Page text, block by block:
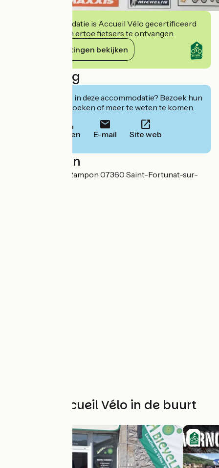
Deze accommodatie is Accueil Vélo gecertificeerd
en verbindt zich ertoe fietsers te ontvangen.
Haar verplichtingen bekijken
Beschrijving
Geïnteresseerd in deze accommodatie? Bezoek hun
website om te boeken of meer te weten te komen.
Bellen E-mail Site web
Localisation
130 Rue Général Rampon 07360 Saint-Fortunat-sur-
Andere Accueil Vélo in de buurt